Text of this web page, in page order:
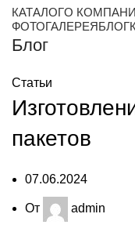
КАТАЛОГО
ФОТОГАЛЕРЕЯБЛОГ
Блог
Статьи
пакетов
07.06.2024
От admin